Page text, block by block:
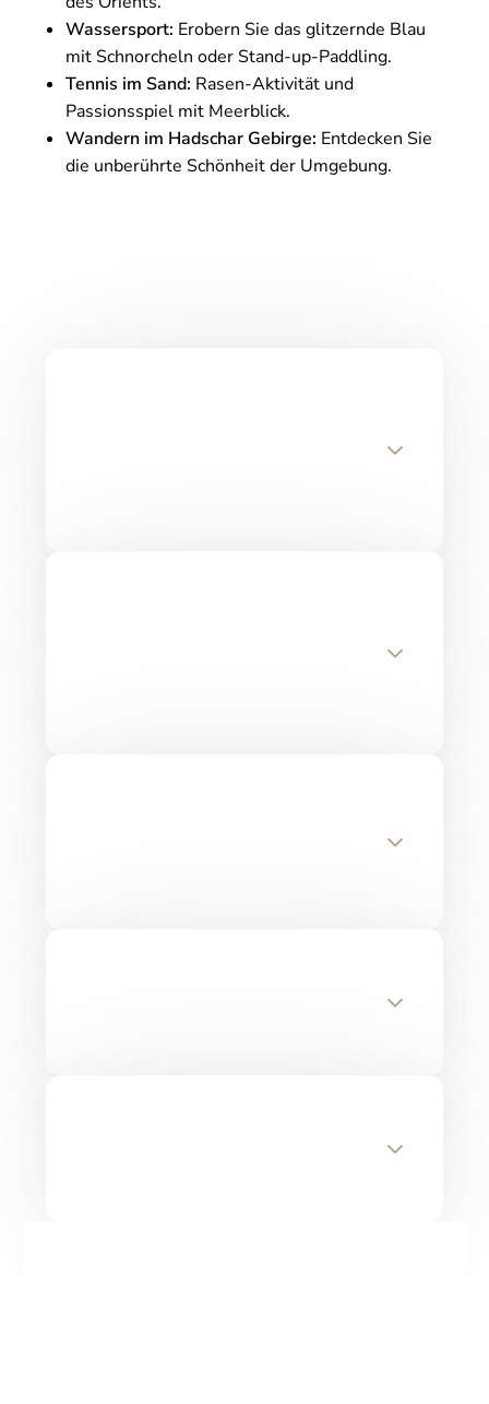
Wassersport: Erobern Sie das glitzernde Blau
mit Schnorcheln oder Stand-up-Paddling.
Tennis im Sand: Rasen-Aktivität und
Passionsspiel mit Meerblick.
Wandern im Hadschar Gebirge: Entdecken Sie
die unberührte Schönheit der Umgebung.